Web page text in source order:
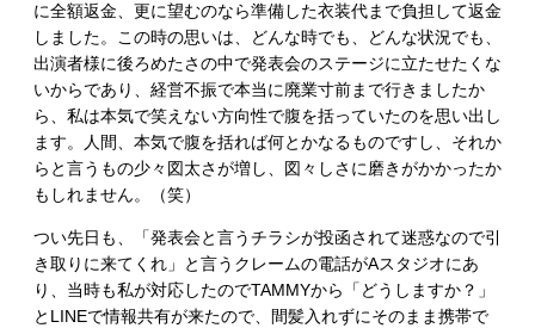
に全額返金、更に望むのなら準備した衣装代まで負担して返金
しました。この時の思いは、どんな時でも、どんな状況でも、
出演者様に後ろめたさの中で発表会のステージに立たせたくな
いからであり、経営不振で本当に廃業寸前まで行きましたか
ら、私は本気で笑えない方向性で腹を括っていたのを思い出し
ます。人間、本気で腹を括れば何とかなるものですし、それか
らと言うもの少々図太さが増し、図々しさに磨きがかかったか
もしれません。（笑）
つい先日も、「発表会と言うチラシが投函されて迷惑なので引
き取りに来てくれ」と言うクレームの電話がAスタジオにあ
り、当時も私が対応したのでTAMMYから「どうしますか？」
とLINEで情報共有が来たので、間髪入れずにそのまま携帯で